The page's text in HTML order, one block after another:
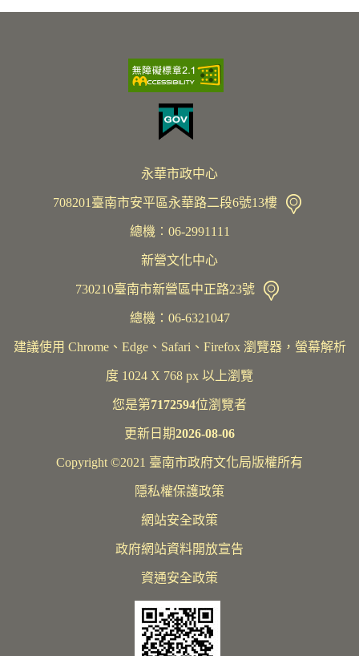
永華市政中心
708201臺南市安平區永華路二段6號13樓
總機︰06-2991111
新營文化中心
730210臺南市新營區中正路23號
總機：06-6321047
建議使用 Chrome、Edge、Safari、Firefox 瀏覽器，螢幕解析
度 1024 X 768 px 以上瀏覽
您是第7172594位瀏覽者
更新日期2026-08-06
Copyright ©2021 臺南市政府文化局版權所有
隱私權保護政策
網站安全政策
政府網站資料開放宣告
資通安全政策